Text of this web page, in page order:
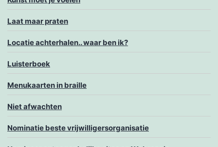
Laat maar praten
Locatie achterhalen.. waar ben ik?
Luisterboek
Menukaarten in braille
Niet afwachten
Nominatie beste vrijwilligersorganisatie